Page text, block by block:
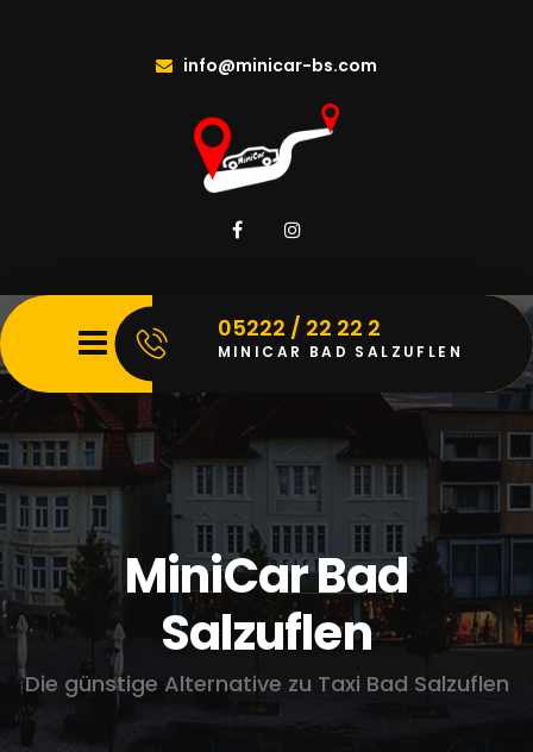
info@minicar-bs.com
05222 / 22 22 2
MINICAR BAD SALZUFLEN
MiniCar Bad
Salzuflen
Die günstige Alternative zu Taxi Bad Salzuflen